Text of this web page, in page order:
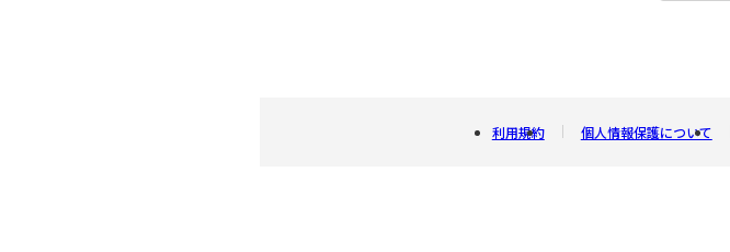
利用規約 個人情報保護について